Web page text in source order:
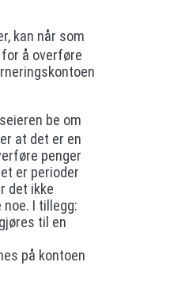
kan når som
å overføre
be om
at det er en
penger
er perioder
det ikke
I tillegg:
til en
på kontoen